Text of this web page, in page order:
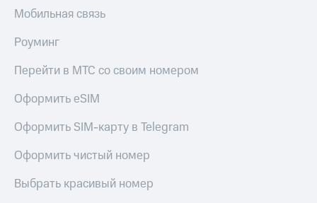
Мобильная связь
Роуминг
Перейти в МТС со своим номером
Оформить eSIM
Оформить SIM-карту в Telegram
Оформить чистый номер
Выбрать красивый номер